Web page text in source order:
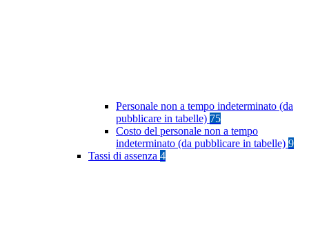
Personale non a tempo indeterminato (da
pubblicare in tabelle) 75
Costo del personale non a tempo
indeterminato (da pubblicare in tabelle) 9
Tassi di assenza 4